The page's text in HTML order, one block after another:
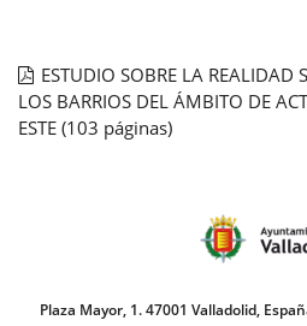
ESTUDIO SOBRE LA REALIDAD
LOS BARRIOS DEL ÁMBITO DE
ESTE (103 páginas)
Plaza Mayor, 1. 47001 Valladolid,